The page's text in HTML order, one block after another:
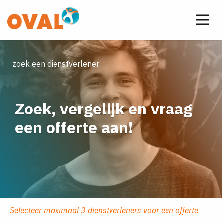
zoek een dienstverlener
Zoek, vergelijk en vraag
een offerte aan!
Selecteer maximaal 3 dienstverleners voor een offerte